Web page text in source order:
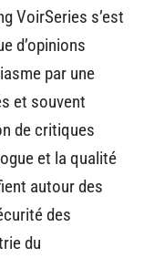
VoirSeries s’est
d’opinions
par une
et souvent
de critiques
et la qualité
autour des
des
du